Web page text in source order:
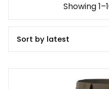
Showing